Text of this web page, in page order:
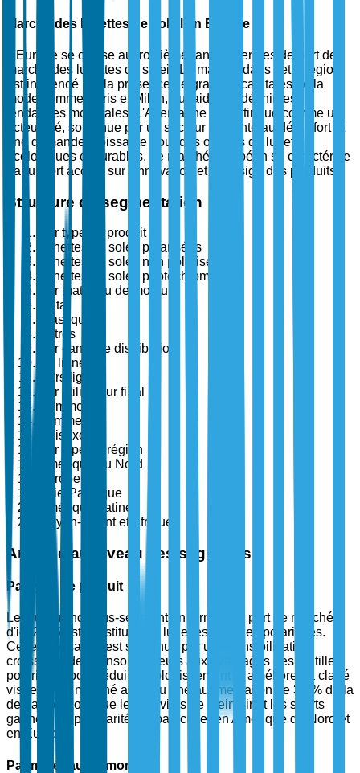
Marché des lunettes de soleil en Europe
L'Europe se classe au troisième rang en termes de part de
marché des lunettes de soleil. Le marché dans cette région
est influencé par la présence de grandes capitales de la
mode comme Paris et Milan, qui aident à définir les
tendances mondiales. L'Allemagne se distingue comme un
acteur clé, soutenue par un secteur de vente au détail fort et
une demande croissante pour des options de lunettes
écologiques et durables. Le marché européen se caractérise
par un fort accent sur l'innovation et le design des produits.
Structure de segmentation
Par type de produit
Lunettes de soleil polarisées
Lunettes de soleil non polarisées
Lunettes de soleil photochromiques
Par matériau de monture
Métal
Plastique
Autres
Par canal de distribution
En ligne
Hors ligne
Par utilisateur final
Hommes
Femmes
Unisexe
Par type de région
Amérique du Nord
Europe
Asie-Pacifique
Amérique Latine
Moyen-Orient et Afrique
Analyse au niveau des segments
Par type de produit
Le plus grand sous-segment en termes de part de marché
d'ici 2025 est constitué des lunettes de soleil polarisées.
Cette croissance est soutenue par une sensibilisation
croissante des consommateurs aux avantages des lentilles
polarisées pour réduire l'éblouissement et améliorer la clarté
visuelle. Le marché a connu une augmentation de 35 % de la
demande alors que les activités de plein air et les sports
gagnent en popularité, en particulier en Amérique du Nord et
en Europe.
Par matériau de monture